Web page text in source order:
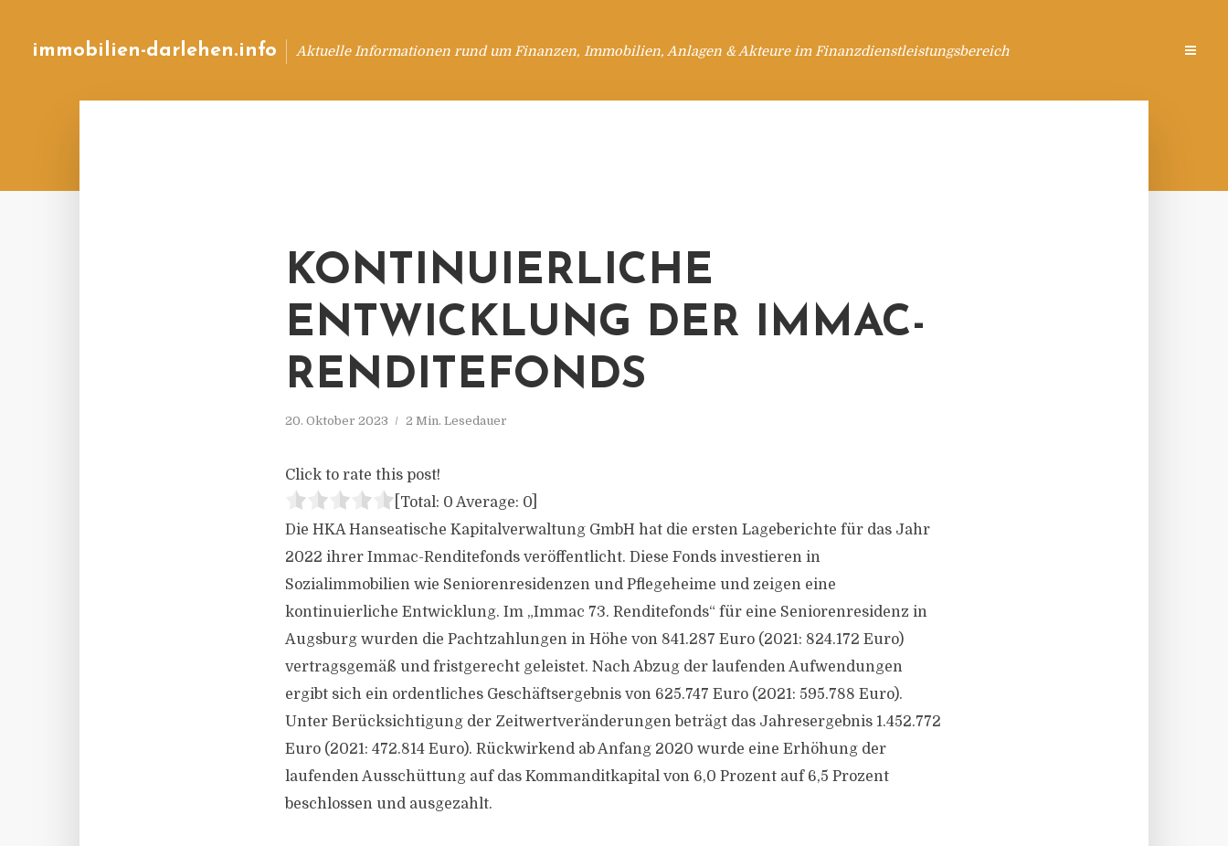
immobilien-darlehen.info Aktuelle Informationen rund um Finanzen, Immobilien, Anlagen & Akteure im Finanzdienstleistungsbereich
KONTINUIERLICHE
ENTWICKLUNG DER IMMAC-
RENDITEFONDS
20. Oktober 2023 2 Min. Lesedauer
Click to rate this post!
[Total: 0 Average: 0
Die HKA Hanseatische Kapitalverwaltung GmbH hat die ersten Lageberichte für das Jahr
2022 ihrer Immac-Renditefonds veröffentlicht. Diese Fonds investieren in
Sozialimmobilien wie Seniorenresidenzen und Pflegeheime und zeigen eine
kontinuierliche Entwicklung. Im „Immac 73. Renditefonds“ für eine Seniorenresidenz in
Augsburg wurden die Pachtzahlungen in Höhe von 841.287 Euro (2021: 824.172 Euro)
vertragsgemäß und fristgerecht geleistet. Nach Abzug der laufenden Aufwendungen
ergibt sich ein ordentliches Geschäftsergebnis von 625.747 Euro (2021: 595.788 Euro).
Unter Berücksichtigung der Zeitwertveränderungen beträgt das Jahresergebnis 1.452.772
Euro (2021: 472.814 Euro). Rückwirkend ab Anfang 2020 wurde eine Erhöhung der
laufenden Ausschüttung auf das Kommanditkapital von 6,0 Prozent auf 6,5 Prozent
beschlossen und ausgezahlt.